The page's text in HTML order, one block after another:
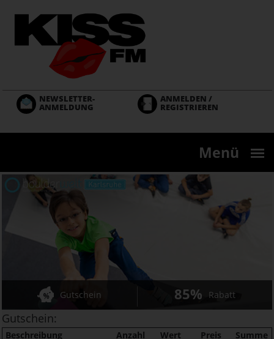
zum
NEWSLETTER-
ANMELDUNG
ANMELDEN /
REGISTRIEREN
Menü
Gutschein 85% Rabatt
Gutschein:
Beschreibung Anzahl Wert Preis Summe